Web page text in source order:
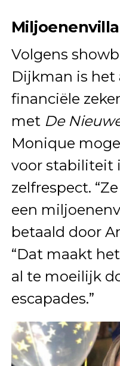
Volgens
Dijkman is
financiële
met De
Monique
voor stabiliteit
zelfrespect.
een
betaald door
“Dat maakt
al te moeilijk
escapades.”